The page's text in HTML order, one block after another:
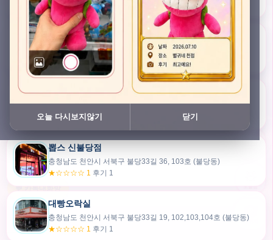
★★★★★ 4.7후기 47
픽스팟 불당점
충청남도 천안시 서북구 불당33길 47, 106호 (불당동)
★☆☆☆☆ 1 후기 1
쿠보 신불당점
충청남도 천안시 서북구 불당33길 35, 105호 (불당동)
★★★☆☆ 2.5후기 2
뽑스 신불당점
충청남도 천안시 서북구 불당33길 36, 103호 (불당동)
★☆☆☆☆ 1 후기 1
대빵오락실
충청남도 천안시 서북구 불당33길 19, 102,103,104호 (불당동)
★☆☆☆☆ 1 후기 1
30m
내위치
💬 카톡대화방
오늘 다시보지않기 닫기